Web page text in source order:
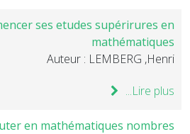
ses etudes supérirures en
mathématiques
Auteur : LEMBERG ,Henri
Lire plus...
en mathématiques nombres